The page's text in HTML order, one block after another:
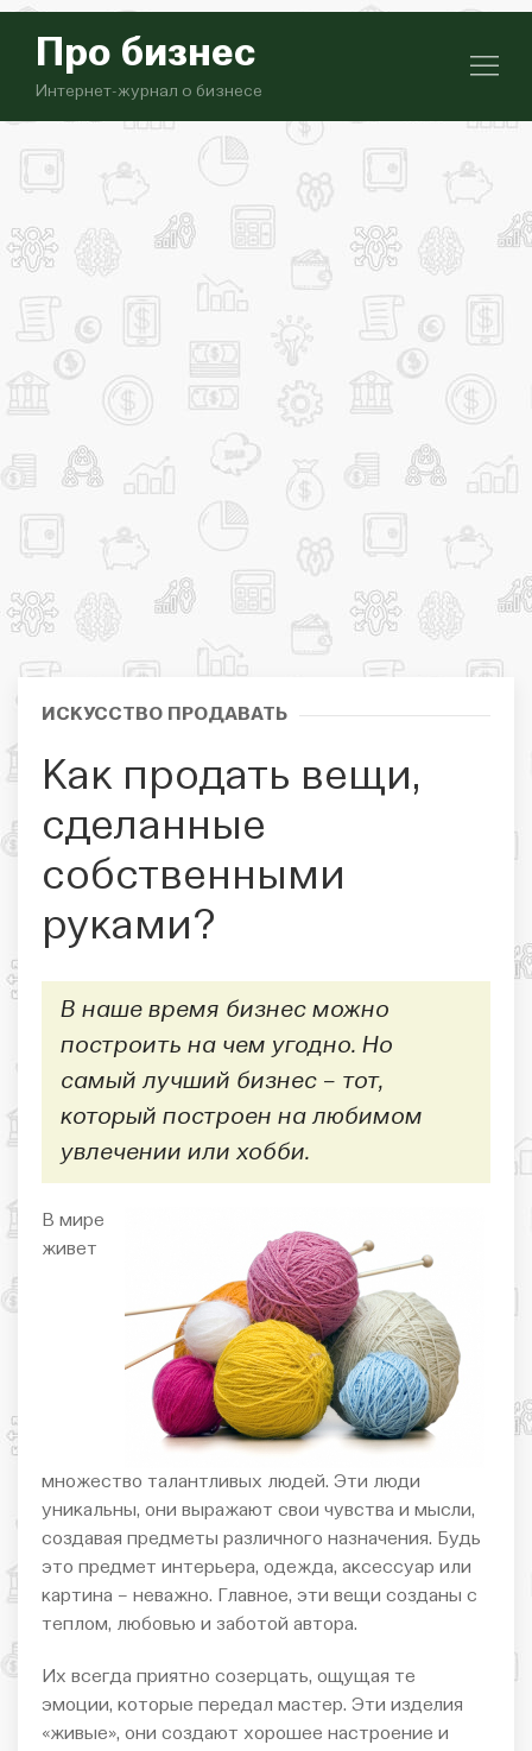
Про бизнес
Интернет-журнал о бизнесе
ИСКУССТВО ПРОДАВАТЬ
Как продать вещи,
сделанные
собственными
руками?
В наше время бизнес можно
построить на чем угодно. Но
самый лучший бизнес – тот,
который построен на любимом
увлечении или хобби.
В мире
живет
множество талантливых людей. Эти люди
уникальны, они выражают свои чувства и мысли,
создавая предметы различного назначения. Будь
это предмет интерьера, одежда, аксессуар или
картина – неважно. Главное, эти вещи созданы с
теплом, любовью и заботой автора.
Их всегда приятно созерцать, ощущая те
эмоции, которые передал мастер. Эти изделия
«живые», они создают хорошее настроение и